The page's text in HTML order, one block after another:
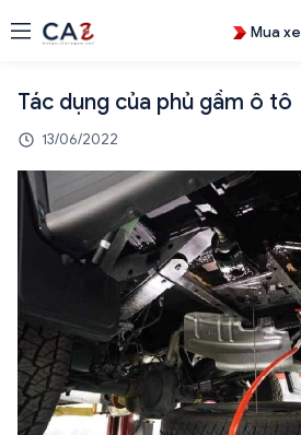
Mua xe
Tác dụng của phủ gầm ô tô
13/06/2022